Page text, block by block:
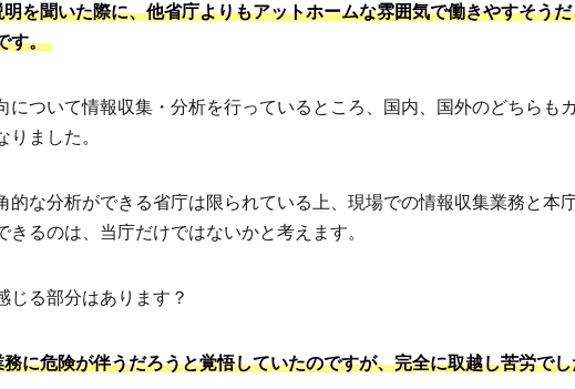
を聞いた際に、他省庁よりもアットホームな雰囲気で働きやすそう
す。
について情報収集・分析を行っているところ、国内、国外のどちらも
りました。
的な分析ができる省庁は限られている上、現場での情報収集業務と本
るのは、当庁だけではないかと考えます。
じる部分はあります？
に危険が伴うだろうと覚悟していたのですが、完全に取越し苦労で